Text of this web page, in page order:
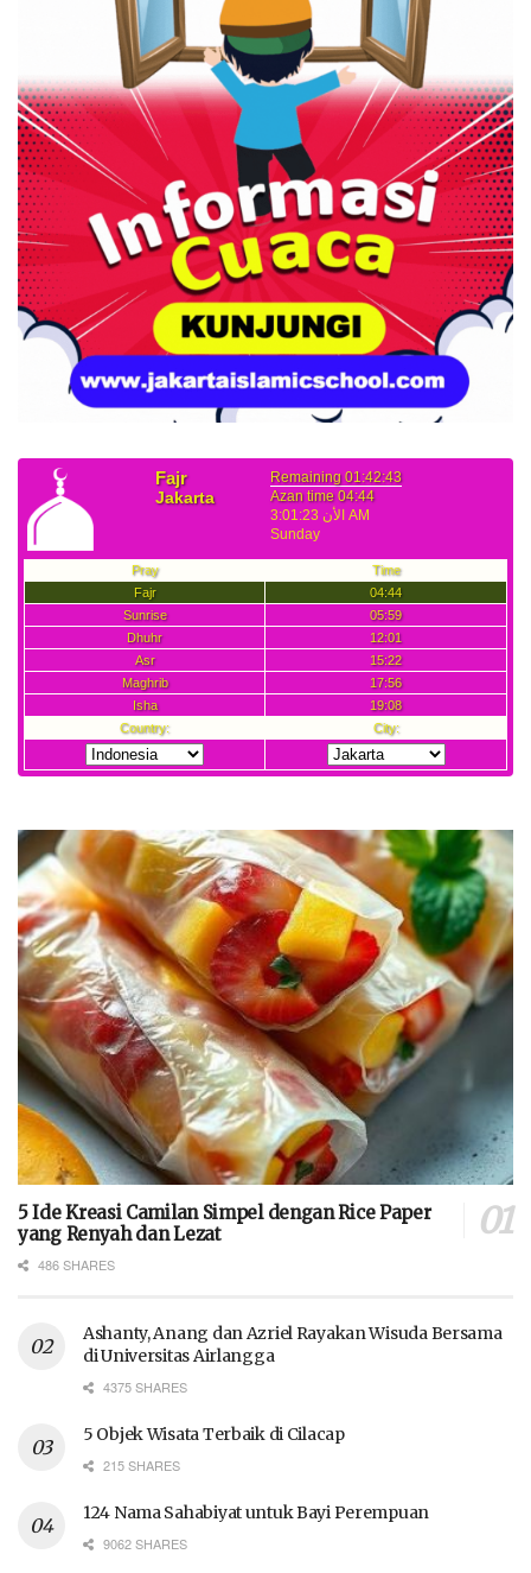
5 Ide Kreasi Camilan Simpel dengan Rice Paper
yang Renyah dan Lezat
486 SHARES
Ashanty, Anang dan Azriel Rayakan Wisuda Bersama
di Universitas Airlangga
4375 SHARES
5 Objek Wisata Terbaik di Cilacap
215 SHARES
124 Nama Sahabiyat untuk Bayi Perempuan
9062 SHARES